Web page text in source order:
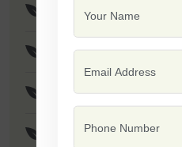
F1 - Mallika
F1 - Tejas
F1 - Tadka
F1 - Minakshi / SSB 133